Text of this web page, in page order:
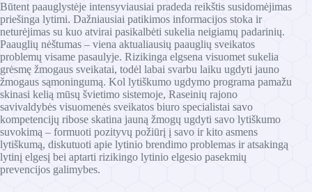
Būtent paauglystėje intensyviausiai pradeda reikštis susidomėjimas
priešinga lytimi. Dažniausiai patikimos informacijos stoka ir
neturėjimas su kuo atvirai pasikalbėti sukelia neigiamų padarinių.
Paauglių nėštumas – viena aktualiausių paauglių sveikatos
problemų visame pasaulyje. Rizikinga elgsena visuomet sukelia
grėsmę žmogaus sveikatai, todėl labai svarbu laiku ugdyti jauno
žmogaus sąmoningumą. Kol lytiškumo ugdymo programa pamažu
skinasi kelią mūsų švietimo sistemoje, Raseinių rajono
savivaldybės visuomenės sveikatos biuro specialistai savo
kompetencijų ribose skatina jauną žmogų ugdyti savo lytiškumo
suvokimą – formuoti pozityvų požiūrį į savo ir kito asmens
lytiškumą, diskutuoti apie lytinio brendimo problemas ir atsakingą
lytinį elgesį bei aptarti rizikingo lytinio elgesio pasekmių
prevencijos galimybes.